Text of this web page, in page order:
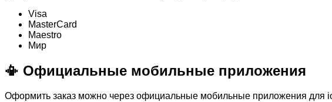
Visa
MasterСard
Maestro
Мир
📳 Официальные мобильные приложения
Оформить заказ можно через официальные мобильные приложения для